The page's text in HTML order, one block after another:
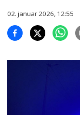
02. januar 2026, 12:55